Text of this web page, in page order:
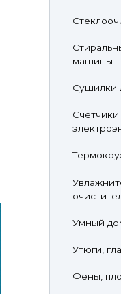
машины
Сушилки
Счетчики
Умный
Утюги,
Фены,